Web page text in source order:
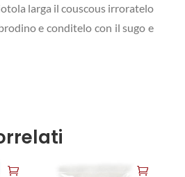
larga il couscous irroratelo
e conditelo con il sugo e